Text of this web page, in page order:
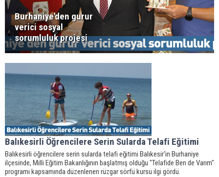
Burhaniye'den gurur
verici sosyal
sorumluluk projesi
Balıkesirli Öğrencilere Serin Sularda Telafi Eğitimi
Balıkesirli öğrencilere serin sularda telafi eğitimi Balıkesir'in Burhaniye
ilçesinde, Milli Eğitim Bakanlığının başlatmış olduğu "Telafide Ben de Varım"
programı kapsamında düzenlenen rüzgar sörfü kursu ilgi gördü.